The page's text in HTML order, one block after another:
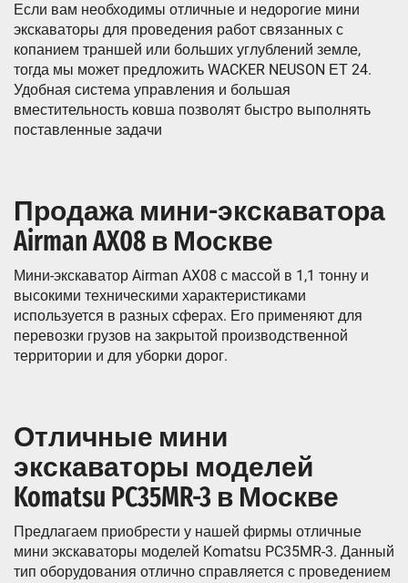
Если вам необходимы отличные и недорогие мини
экскаваторы для проведения работ связанных с
копанием траншей или больших углублений земле,
тогда мы может предложить WACKER NEUSON ЕТ 24.
Удобная система управления и большая
вместительность ковша позволят быстро выполнять
поставленные задачи
Продажа мини-экскаватора
Airman AX08 в Москве
Мини-экскаватор Airman AX08 с массой в 1,1 тонну и
высокими техническими характеристиками
используется в разных сферах. Его применяют для
перевозки грузов на закрытой производственной
территории и для уборки дорог.
Отличные мини
экскаваторы моделей
Komatsu PC35MR-3 в Москве
Предлагаем приобрести у нашей фирмы отличные
мини экскаваторы моделей Komatsu PC35MR-3. Данный
тип оборудования отлично справляется с проведением